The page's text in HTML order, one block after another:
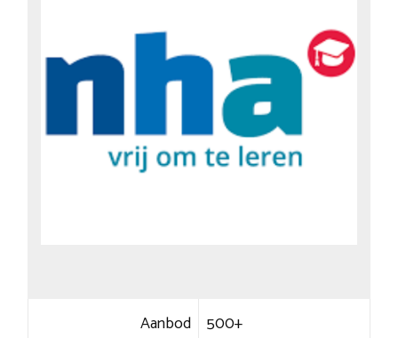
Aanbod 500+